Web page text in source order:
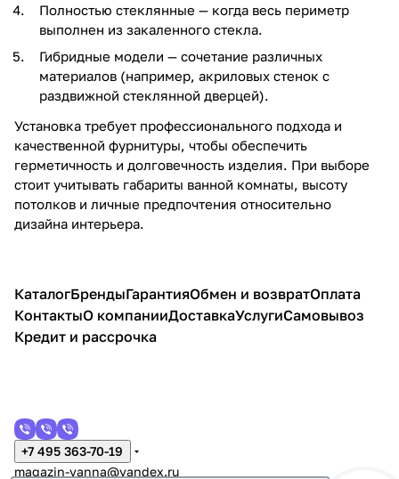
Полностью стеклянные — когда весь периметр
выполнен из закаленного стекла.
Гибридные модели — сочетание различных
материалов (например, акриловых стенок с
раздвижной стеклянной дверцей).
Установка требует профессионального подхода и
качественной фурнитуры, чтобы обеспечить
герметичность и долговечность изделия. При выборе
стоит учитывать габариты ванной комнаты, высоту
потолков и личные предпочтения относительно
дизайна интерьера.
КаталогБрендыГарантияОбмен и возвратОплата
КонтактыО компанииДоставкаУслугиСамовывоз
Кредит и рассрочка
+7 495 363-70-19
magazin-vanna@yandex.ru